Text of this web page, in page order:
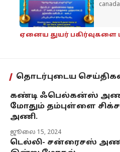
canada
ஏனைய துயர் பகிர்வுகளை
தொடர்புடைய
கண்டி ஃபெல்கன்ஸ்
மோதும் தம்புள்ளை
அணி.
ஜூலை 15, 2024
டெல்லி- சன்ரைசஸ்